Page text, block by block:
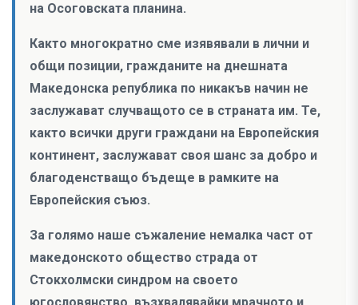
на Осоговската планина.
Както многократно сме изявявали в лични и
общи позиции, гражданите на днешната
Македонска република по никакъв начин не
заслужават случващото се в страната им. Те,
както всички други граждани на Европейския
континент, заслужават своя шанс за добро и
благоденстващо бъдеще в рамките на
Европейския съюз.
За голямо наше съжаление немалка част от
македонското общество страда от
Стокхолмски синдром на своето